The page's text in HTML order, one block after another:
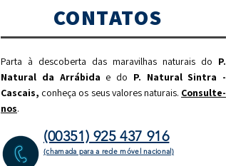
CONTATOS
Parta à descoberta das maravilhas naturais do P.
Natural da Arrábida e do P. Natural Sintra -
Cascais, conheça os seus valores naturais. Consulte-
nos.
(00351) 925 437 916
(chamada para a rede móvel nacional)